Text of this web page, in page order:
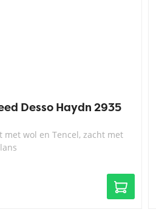
Desso Haydn 2935
met wol en Tencel, zacht met